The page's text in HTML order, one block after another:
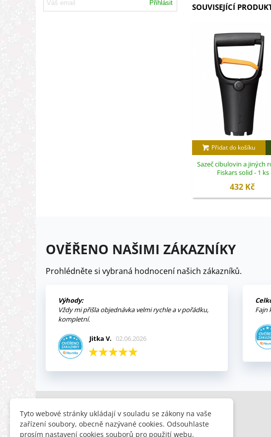
Přihlásit SOUVISEJÍCÍ
Přidat do košíku
Sazeč cibulovin a jiných
Fiskars solid - 1 ks
432 Kč
OVĚŘENO NAŠIMI ZÁKAZNÍKY
Prohlédněte si vybraná hodnocení našich zákazníků.
Výhody:
Vždy mi přišla objednávka velmi rychle a v pořádku,
kompletní.
Jitka V. 02.06.2026
Fajn
INFORMACE
Obchodní podmínky
HLEDÁTE
Slevy
Tyto webové stránky ukládají v souladu se zákony na vaše
zařízení soubory, obecně nazývané cookies. Odsouhlaste
prosím nastavení cookies souborů pro použití webu.